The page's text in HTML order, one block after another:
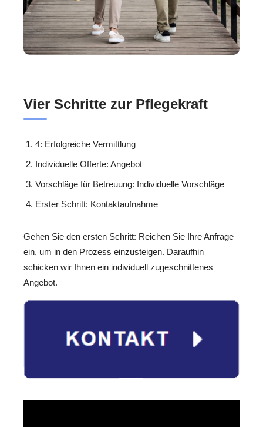
Vier Schritte zur Pflegekraft
4: Erfolgreiche Vermittlung
Individuelle Offerte: Angebot
Vorschläge für Betreuung: Individuelle Vorschläge
Erster Schritt: Kontaktaufnahme
Gehen Sie den ersten Schritt: Reichen Sie Ihre Anfrage
ein, um in den Prozess einzusteigen. Daraufhin
schicken wir Ihnen ein individuell zugeschnittenes
Angebot.